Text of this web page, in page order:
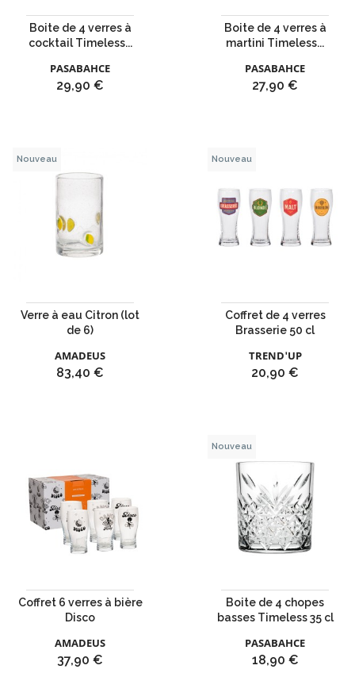
Boite de 4 verres à
cocktail Timeless...
PASABAHCE
Prix
29,90 €
Boite de 4 verres à
martini Timeless...
PASABAHCE
Prix
27,90 €
Verre à eau Citron (lot
de 6)
AMADEUS
Prix
83,40 €
Nouveau
Coffret de 4 verres
Brasserie 50 cl
TREND'UP
Prix
20,90 €
Nouveau
Coffret 6 verres à bière
Disco
AMADEUS
Prix
37,90 €
Boite de 4 chopes
basses Timeless 35 cl
PASABAHCE
Prix
18,90 €
Nouveau